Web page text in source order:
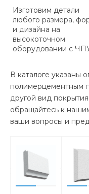
Изготовим детали
любого размера,
и дизайна на
высокоточном
оборудовании с
В каталоге указаны
полимерцементным
другой вид
обращайтесь к
ваши вопросы и